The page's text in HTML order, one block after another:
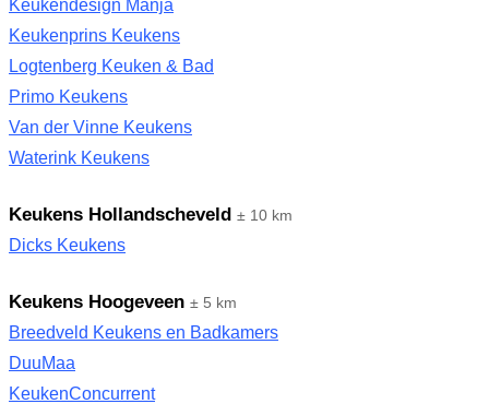
Keukendesign Manja
Keukenprins Keukens
Logtenberg Keuken & Bad
Primo Keukens
Van der Vinne Keukens
Waterink Keukens
Keukens Hollandscheveld ± 10 km
Dicks Keukens
Keukens Hoogeveen ± 5 km
Breedveld Keukens en Badkamers
DuuMaa
KeukenConcurrent